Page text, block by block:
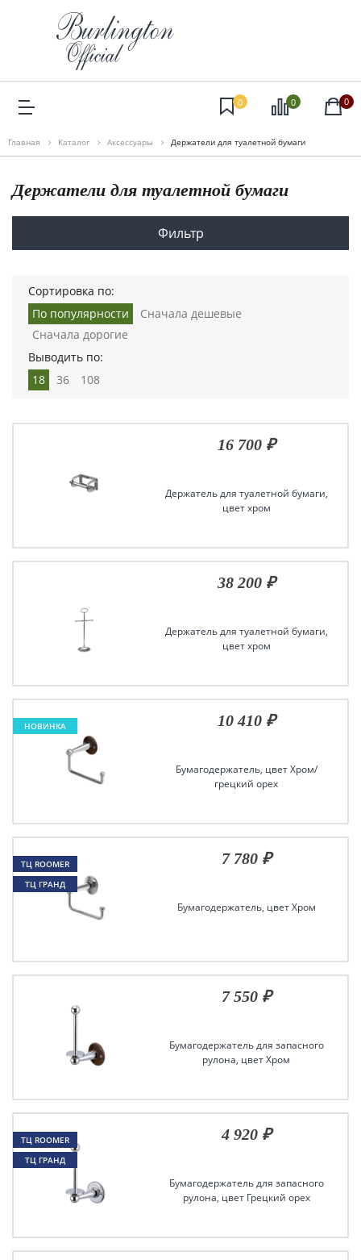
0 0 0
Главная Каталог Аксессуары Держатели для туалетной бумаги
Держатели для туалетной бумаги
Фильтр
Сортировка по:
По популярности
Сначала дешевые
Сначала дорогие
Выводить по:
18
36 108
16 700 ₽
Держатель для туалетной бумаги,
цвет хром
38 200 ₽
Держатель для туалетной бумаги,
цвет хром
НОВИНКА 10 410 ₽
Бумагодержатель, цвет Хром/
грецкий орех
ТЦ ROOMER
ТЦ ГРАНД
ХИМКИ
7 780 ₽
Бумагодержатель, цвет Хром
7 550 ₽
Бумагодержатель для запасного
рулона, цвет Хром
ТЦ ROOMER
ТЦ ГРАНД
ХИМКИ
4 920 ₽
Бумагодержатель для запасного
рулона, цвет Грецкий орех